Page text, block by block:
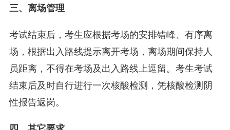
三、离场管理
考试结束后，考生应根据考场的安排错峰、有序离
场，根据出入路线提示离开考场，离场期间保持人
员距离，不得在考场及出入路线上逗留。考生考试
结束后及时自行进行一次核酸检测，凭核酸检测阴
性报告返岗。